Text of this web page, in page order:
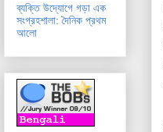
ব্যক্তি উদ্যোগে গড়া এক
সংগ্রহশালা: দৈনিক প্রথম
আলো